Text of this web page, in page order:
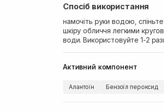
Спосіб використання
намочіть руки водою,
шкіру обличчя легкими
води. Використовуйте 1-2
Активний компонент
Алантоїн Бензоїл пероксид